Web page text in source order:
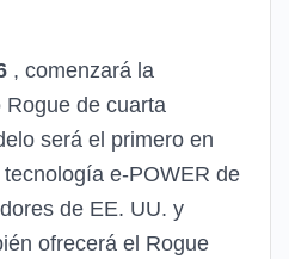
, comenzará la
de cuarta
será el primero en
e-POWER de
de EE. UU. y
ofrecerá el Rogue